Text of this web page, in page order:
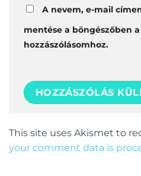
A nevem, e-mail
mentése a böngészőben
hozzászólásomhoz.
This site uses Akismet to
your comment data is